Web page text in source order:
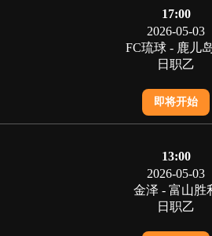
17:00
2026-05-03
FC琉球 - 鹿儿
日职乙
即将开始
13:00
2026-05-03
金泽 - 富山胜
日职乙